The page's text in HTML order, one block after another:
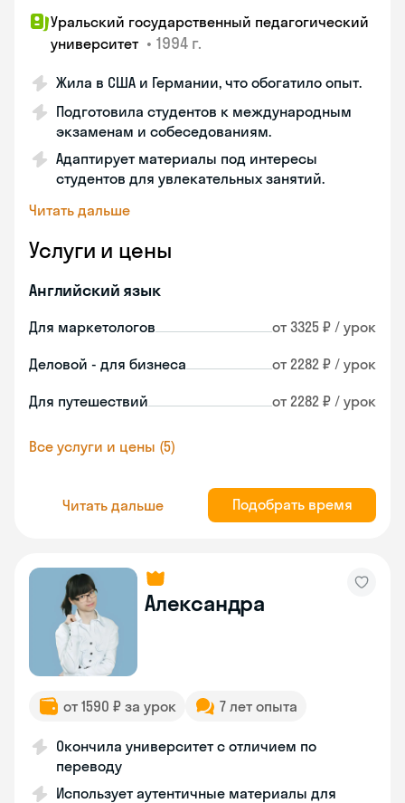
Уральский государственный педагогический
университет • 1994 г.
Жила в США и Германии, что обогатило опыт.
Подготовила студентов к международным
экзаменам и собеседованиям.
Адаптирует материалы под интересы
студентов для увлекательных занятий.
Читать дальше
Услуги и цены
Английский язык
Для маркетологов от 3325 ₽ / урок
Деловой - для бизнеса от 2282 ₽ / урок
Для путешествий от 2282 ₽ / урок
Все услуги и цены (5)
Читать дальше Подобрать время
Александра
от 1590 ₽ за урок 7 лет опыта
Окончила университет с отличием по
переводу
Использует аутентичные материалы для